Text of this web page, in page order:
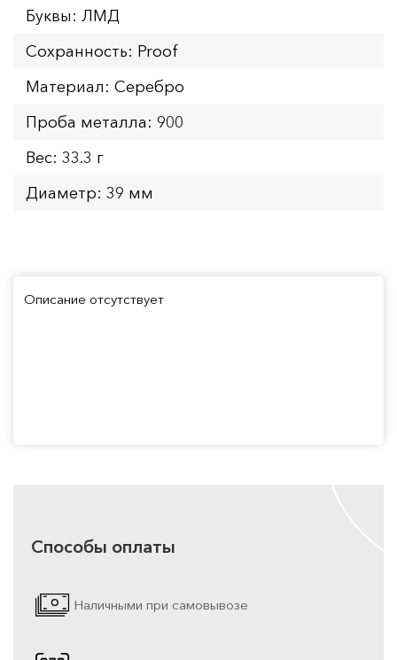
Буквы: ЛМД
Сохранность: Proof
Материал: Серебро
Проба металла: 900
Вес: 33.3 г
Диаметр: 39 мм
Описание отсутствует
Способы оплаты
Наличными при самовывозе